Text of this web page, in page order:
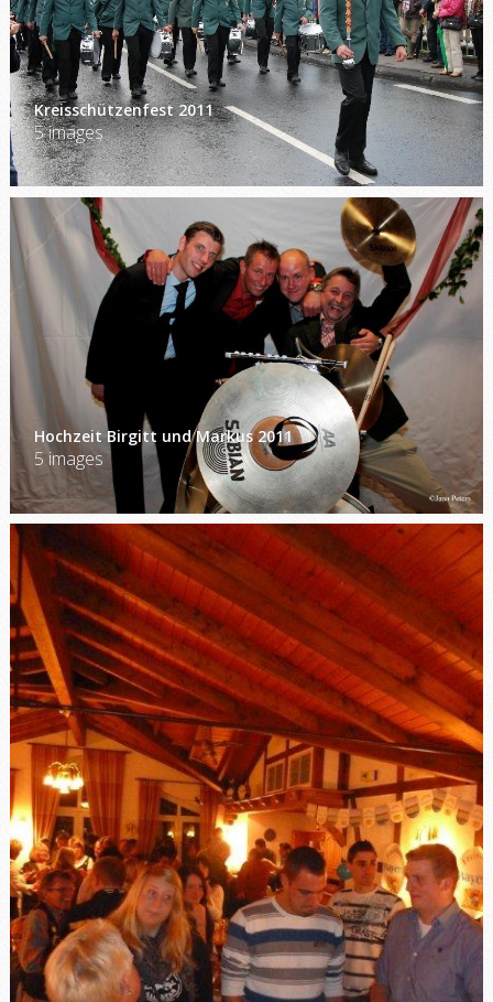
Kreisschützenfest 2011
5 images
Hochzeit Birgitt und Markus 2011
5 images